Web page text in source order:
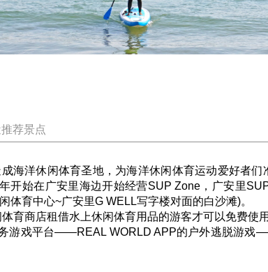
荐景点
海洋休闲体育圣地，为海洋休闲体育运动爱好者
开始在广安里海边开始经营SUP Zone，广安里
育中心~广安里G WELL写字楼对面的白沙滩)。
育商店租借水上休闲体育用品的游客才可以免费使
游戏平台——REAL WORLD APP的户外逃脱游戏